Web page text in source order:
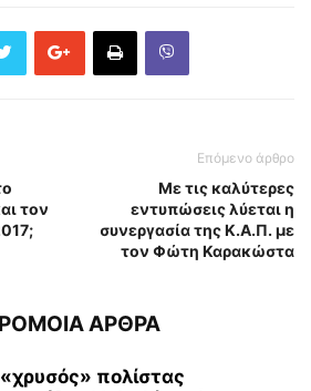
τον
Επόμενο άρθρο
Με τις καλύτερες
εντυπώσεις λύεται η
συνεργασία της Κ.Α.Π. με
τον Φώτη Καρακώστα
ΑΡΘΡΑ
πολίστας